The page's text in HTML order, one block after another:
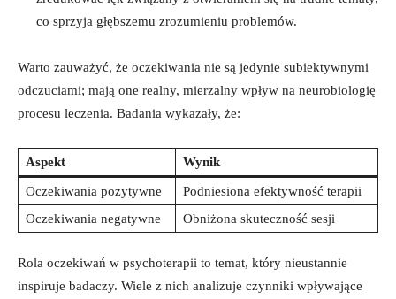
co sprzyja głębszemu zrozumieniu problemów.
Warto zauważyć, że oczekiwania nie są jedynie subiektywnymi
odczuciami; mają one realny, mierzalny wpływ na neurobiologię
procesu leczenia. Badania wykazały, że:
Aspekt Wynik
Oczekiwania pozytywne
Podniesiona efektywność terapii
Oczekiwania negatywne
Obniżona skuteczność sesji
Rola oczekiwań w psychoterapii to temat, który nieustannie
inspiruje badaczy. Wiele z nich analizuje czynniki wpływające